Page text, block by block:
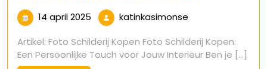
14 april 2025 14
april
2025
katinkasimonse
Artikel: Foto Schilderij Kopen Foto Schilderij Kopen:
Een Persoonlijke Touch voor Jouw Interieur Ben je [...]